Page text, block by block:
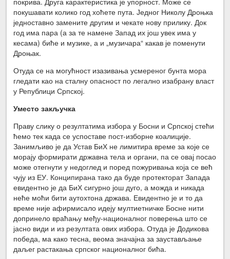
покушавати колико год хоћете пута. Једног Николу Дроњка
једноставно замените другим и чекате нову прилику. Док
год има пара (а за те намене Запад их још увек има у
кесама) биће и музике, а и „музичара“ какав је поменути
Дроњак.
Отуда се на могућност изазивања усмереног бунта мора
гледати као на сталну опасност по легално изабрану власт
у Републици Српској.
Уместо закључка
Праву слику о резултатима избора у Босни и Српској стећи
ћемо тек када се успоставе пост-изборне коалиције.
Занимљиво је да Устав БиХ не лимитира време за које се
морају формирати државна тела и органи, па се овај посао
може отегнути у недоглед и поред пожуривања која се већ
чују из ЕУ. Конципирана тако да буде протекторат Запада
евидентно је да БиХ сигурно још дуго, а можда и никада
неће моћи бити аутохтона држава. Евидентно је и то да
време није афирмисало идеју мултиетничке Босне нити
допринело враћању међу-националног поверења што се
јасно види и из резултата ових избора. Отуда је Додикова
победа, ма како тесна, веома значајна за заустављање
даљег растакања српског националног бића.